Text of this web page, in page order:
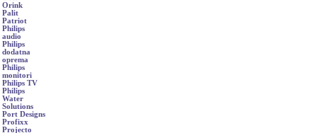
Orink
Palit
Patriot
Philips
audio
Philips
dodatna
oprema
Philips
monitori
Philips TV
Philips
Water
Solutions
Port Designs
Profixx
Projecto